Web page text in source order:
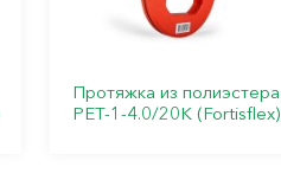
Протяжка из полиэстера
PET-1-4.0/20K (Fortisflex)